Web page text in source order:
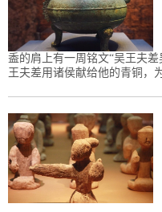
盉的肩上有一周铭文“吴王夫
王夫差用诸侯献给他的青铜，